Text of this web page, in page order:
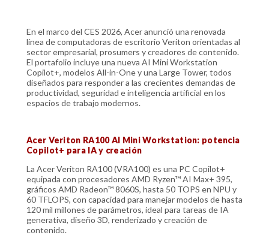
En el marco del CES 2026, Acer anunció una renovada
línea de computadoras de escritorio Veriton orientadas al
sector empresarial, prosumers y creadores de contenido.
El portafolio incluye una nueva AI Mini Workstation
Copilot+, modelos All-in-One y una Large Tower, todos
diseñados para responder a las crecientes demandas de
productividad, seguridad e inteligencia artificial en los
espacios de trabajo modernos.
Acer Veriton RA100 AI Mini Workstation: potencia
Copilot+ para IA y creación
La Acer Veriton RA100 (VRA100) es una PC Copilot+
equipada con procesadores AMD Ryzen™ AI Max+ 395,
gráficos AMD Radeon™ 8060S, hasta 50 TOPS en NPU y
60 TFLOPS, con capacidad para manejar modelos de hasta
120 mil millones de parámetros, ideal para tareas de IA
generativa, diseño 3D, renderizado y creación de
contenido.